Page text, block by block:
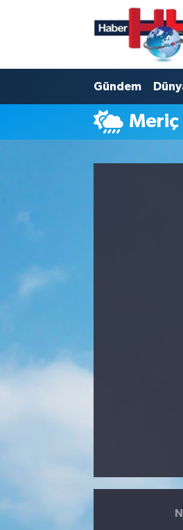
Gündem
Meriç
Trafik Durumu
Süper Lig Puan Durumu